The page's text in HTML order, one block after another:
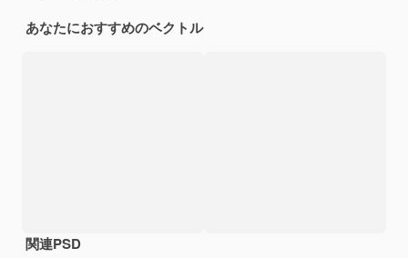
あなたにおすすめのベクトル
関連PSD